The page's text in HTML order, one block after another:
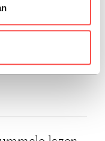
waaronder vijf